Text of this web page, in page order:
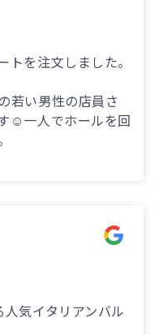
を注文しました。
若い男性の店員さ
☺️一人でホールを回
気イタリアンバル